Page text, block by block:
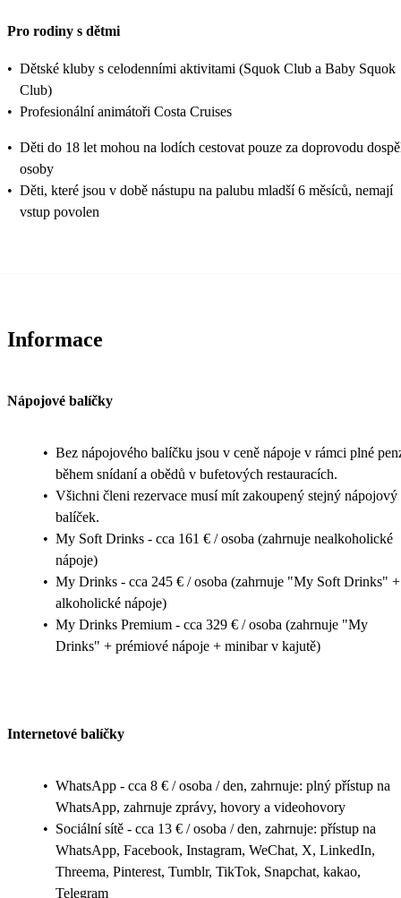
Pro rodiny s dětmi
• Dětské kluby s celodenními aktivitami (Squok Club a Baby Squok
Club)
• Profesionální animátoři Costa Cruises
• Děti do 18 let mohou na lodích cestovat pouze za doprovodu
osoby
• Děti, které jsou v době nástupu na palubu mladší 6 měsíců, nemají
vstup povolen
Informace
Nápojové balíčky
• Bez nápojového balíčku jsou v ceně nápoje v rámci plné
během snídaní a obědů v bufetových restauracích.
• Všichni členi rezervace musí mít zakoupený stejný nápojový
balíček.
• My Soft Drinks - cca 161 € / osoba (zahrnuje nealkoholické
nápoje)
• My Drinks - cca 245 € / osoba (zahrnuje "My Soft Drinks" +
alkoholické nápoje)
• My Drinks Premium - cca 329 € / osoba (zahrnuje "My
Drinks" + prémiové nápoje + minibar v kajutě)
Internetové balíčky
• WhatsApp - cca 8 € / osoba / den, zahrnuje: plný přístup na
WhatsApp, zahrnuje zprávy, hovory a videohovory
• Sociální sítě - cca 13 € / osoba / den, zahrnuje: přístup na
WhatsApp, Facebook, Instagram, WeChat, X, LinkedIn,
Threema, Pinterest, Tumblr, TikTok, Snapchat, kakao,
Telegram